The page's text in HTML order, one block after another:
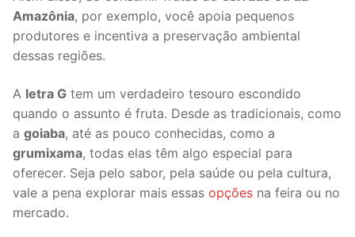
Amazônia, por exemplo, você apoia pequenos
produtores e incentiva a preservação ambiental
dessas regiões.
A letra G tem um verdadeiro tesouro escondido
quando o assunto é fruta. Desde as tradicionais, como
a goiaba, até as pouco conhecidas, como a
grumixama, todas elas têm algo especial para
oferecer. Seja pelo sabor, pela saúde ou pela cultura,
vale a pena explorar mais essas opções na feira ou no
mercado.